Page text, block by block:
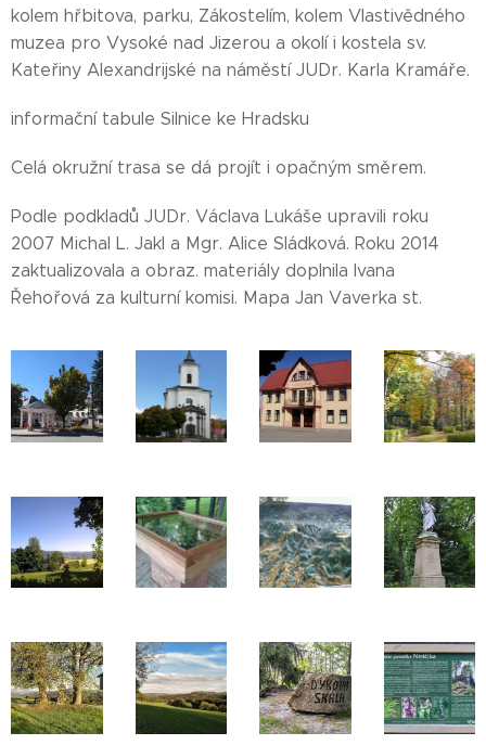
kolem hřbitova, parku, Zákostelím, kolem Vlastivědného
muzea pro Vysoké nad Jizerou a okolí i kostela sv.
Kateřiny Alexandrijské na náměstí JUDr. Karla Kramáře.
informační tabule Silnice ke Hradsku
Celá okružní trasa se dá projít i opačným směrem.
Podle podkladů JUDr. Václava Lukáše upravili roku
2007 Michal L. Jakl a Mgr. Alice Sládková. Roku 2014
zaktualizovala a obraz. materiály doplnila Ivana
Řehořová za kulturní komisi. Mapa Jan Vaverka st.